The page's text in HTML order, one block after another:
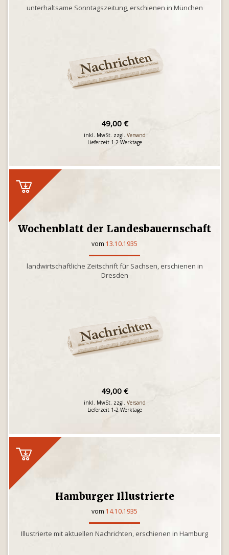
unterhaltsame Sonntagszeitung, erschienen in München
49,00 €
inkl. MwSt. zzgl. Versand
Lieferzeit 1-2 Werktage
Wochenblatt der Landesbauernschaft
vom 13.10.1935
landwirtschaftliche Zeitschrift für Sachsen, erschienen in
Dresden
49,00 €
inkl. MwSt. zzgl. Versand
Lieferzeit 1-2 Werktage
Hamburger Illustrierte
vom 14.10.1935
Illustrierte mit aktuellen Nachrichten, erschienen in Hamburg